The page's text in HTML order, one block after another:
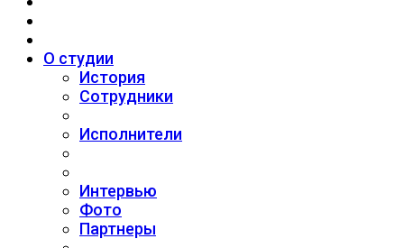
О студии
История
Сотрудники
Исполнители
Интервью
Фото
Партнеры